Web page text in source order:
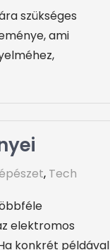
szükséges
ami
, Tech
elektromos
konkrét példával